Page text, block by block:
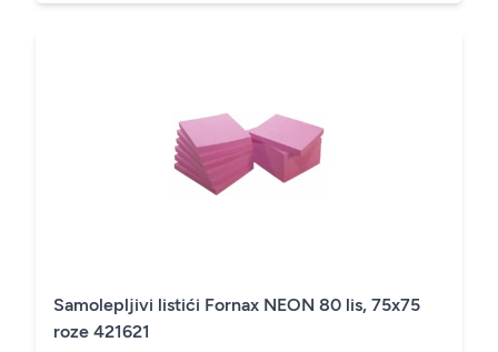
Samolepljivi listići Fornax NEON 80 lis, 75x75
roze 421621